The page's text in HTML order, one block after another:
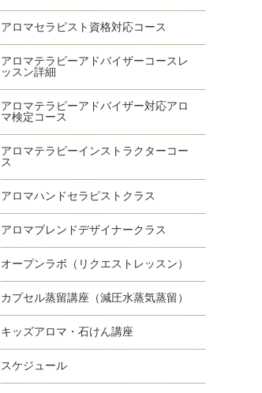
アロマセラピスト資格対応コース
アロマテラピーアドバイザーコースレ
ッスン詳細
アロマテラピーアドバイザー対応アロ
マ検定コース
アロマテラピーインストラクターコー
ス
アロマハンドセラピストクラス
アロマブレンドデザイナークラス
オープンラボ（リクエストレッスン）
カプセル蒸留講座（減圧水蒸気蒸留）
キッズアロマ・石けん講座
スケジュール